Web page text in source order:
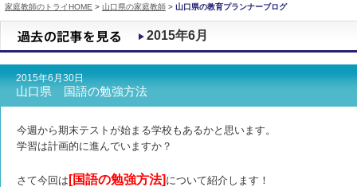
都道府県別情報
合格体験談
キャンペーン情報
家庭教師のトライHOME > 山口県の家庭教師 > 山口県の教育プランナーブログ
2015年6月
2015年6月30日
山口県 国語の勉強方法
今週から期末テストが始まる学校もあるかと思います。
学習は計画的に進んでいますか？
さて今回は [国語の勉強方法] について紹介します！